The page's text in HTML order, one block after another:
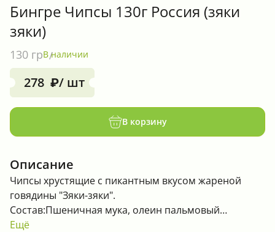
Бингре Чипсы 130г Россия (зяки
зяки)
130 грВ наличии
278 ₽/ шт
В корзину
Описание
Чипсы хрустящие с пикантным вкусом жареной
говядины "Зяки-зяки".
Состав:Пшеничная мука, олеин пальмовый
рафинированный дезодорированный,
Ещё